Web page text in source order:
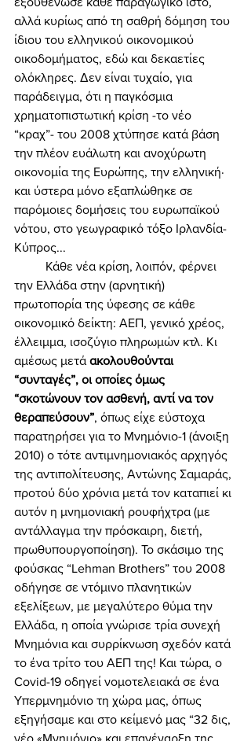
αλλά κυρίως από τη σαθρή δόμηση του
ίδιου του ελληνικού οικονομικού
οικοδομήματος, εδώ και δεκαετίες
ολόκληρες. Δεν είναι τυχαίο, για
παράδειγμα, ότι η παγκόσμια
χρηματοπιστωτική κρίση -το νέο
“κραχ”- του 2008 χτύπησε κατά βάση
την πλέον ευάλωτη και ανοχύρωτη
οικονομία της Ευρώπης, την ελληνική·
και ύστερα μόνο εξαπλώθηκε σε
παρόμοιες δομήσεις του ευρωπαϊκού
νότου, στο γεωγραφικό τόξο Ιρλανδία-
Κύπρος...
την Ελλάδα στην (αρνητική)
πρωτοπορία της ύφεσης σε κάθε
οικονομικό δείκτη: ΑΕΠ, γενικό χρέος,
έλλειμμα, ισοζύγιο πληρωμών κτλ. Κι
αμέσως μετά ακολουθούνται
“συνταγές”, οι οποίες όμως
“σκοτώνουν τον ασθενή, αντί να τον
θεραπεύσουν”, όπως είχε εύστοχα
παρατηρήσει για το Μνημόνιο-1 (άνοιξη
2010) ο τότε αντιμνημονιακός αρχηγός
της αντιπολίτευσης, Αντώνης Σαμαράς,
προτού δύο χρόνια μετά τον καταπιεί κι
αυτόν η μνημονιακή ρουφήχτρα (με
αντάλλαγμα την πρόσκαιρη, διετή,
πρωθυπουργοποίηση). Το σκάσιμο της
φούσκας “Lehman Brothers” του 2008
οδήγησε σε ντόμινο πλανητικών
εξελίξεων, με μεγαλύτερο θύμα την
Ελλάδα, η οποία γνώρισε τρία συνεχή
Μνημόνια και συρρίκνωση σχεδόν κατά
το ένα τρίτο του ΑΕΠ της! Και τώρα, ο
Covid-19 οδηγεί νομοτελειακά σε ένα
Υπερμνημόνιο τη χώρα μας, όπως
εξηγήσαμε και στο κείμενό μας “32 δις,